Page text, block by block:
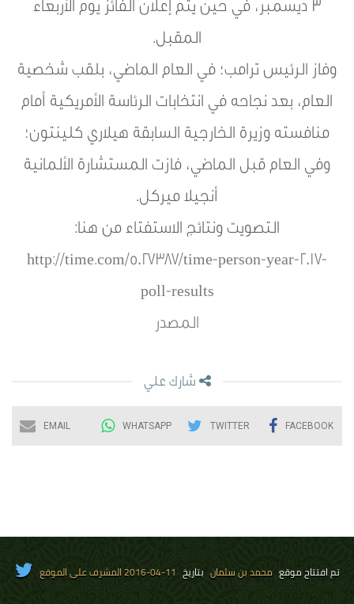
3 ديسمبر، في حين يتم إعلان الفائز يوم الأربعاء
المقبل.
وفاز الرئيس ترامب؛ في العام الماضي، بلقب شخصية
العام، بعد نجاحه في انتخابات الرئاسة الأمريكية أمام
منافسته وزيرة الخارجية السابقة هيلاري كلينتون؛
وفي العام قبل الماضي، فازت المستشارة الألمانية
أنجيلا ميركل.
التصويت ونتائج الاستفتاء من هنا:
http://time.com/5027387/time-person-year-2017-
poll-results
المصدر
شارك علي
FACEBOOK
TWITTER
WHATSAPP
EMAIL
تم افتتاح موقع محمد بن سلمان بتاريخ 11-04-2016 المشرف على الموقع